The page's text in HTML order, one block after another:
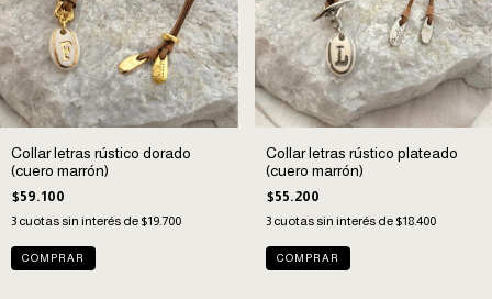
Collar letras rústico dorado
(cuero marrón)
$59.100
3 cuotas sin interés de $19.700
COMPRAR
Collar letras rústico plateado
(cuero marrón)
$55.200
3 cuotas sin interés de $18.400
COMPRAR